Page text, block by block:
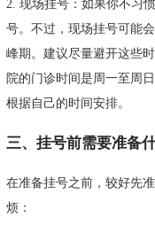
2. 现场挂号：如果你不习
号。不过，现场挂号可能
峰期。建议尽量避开这些
院的门诊时间是周一至周
根据自己的时间安排。
三、挂号前需要准备
在准备挂号之前，较好先
烦：